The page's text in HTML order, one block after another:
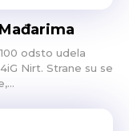
odsto udela
su se